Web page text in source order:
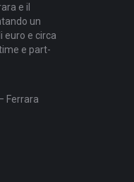
e il
un
euro e circa
e part-
Ferrara